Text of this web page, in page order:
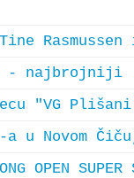
- najbrojniji
"VG Plišani
u Novom
OPEN